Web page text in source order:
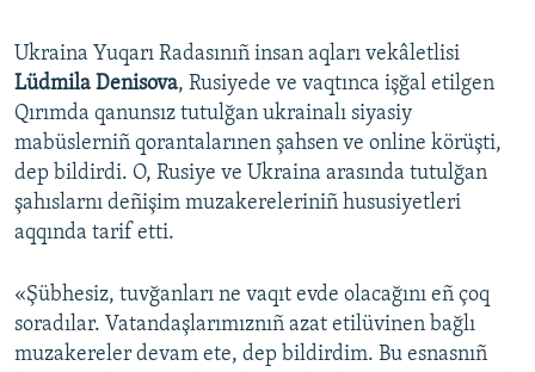
RFE/RS bütün saytları
Ukraina Yuqarı Radasınıñ insan aqları vekâletlisi
Lüdmila Denisova, Rusiyede ve vaqtınca işğal etilgen
Qırımda qanunsız tutulğan ukrainalı siyasiy
mabüslerniñ qorantalarınen şahsen ve online körüşti,
dep bildirdi. O, Rusiye ve Ukraina arasında tutulğan
şahıslarnı deñişim muzakereleriniñ hususiyetleri
aqqında tarif etti.
«Şübhesiz, tuvğanları ne vaqıt evde olacağını eñ çoq
soradılar. Vatandaşlarımıznıñ azat etilüvinen bağlı
muzakereler devam ete, dep bildirdim. Bu esnasnıñ